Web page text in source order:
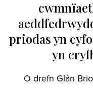
priodas yn
yn
O drefn Glân